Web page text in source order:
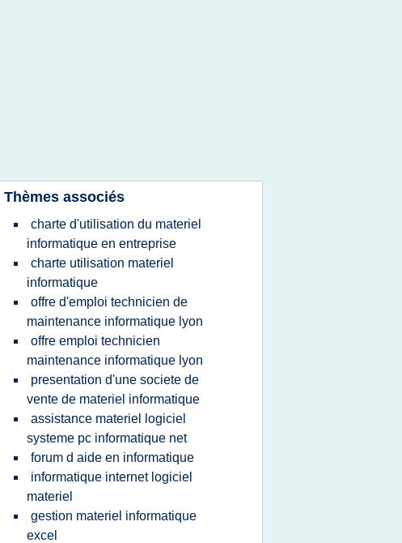
Thèmes associés
charte d'utilisation du materiel
informatique en entreprise
charte utilisation materiel
informatique
offre d'emploi technicien de
maintenance informatique lyon
offre emploi technicien
maintenance informatique lyon
presentation d'une societe de
vente de materiel informatique
assistance materiel logiciel
systeme pc informatique net
forum d aide en informatique
informatique internet logiciel
materiel
gestion materiel informatique
excel